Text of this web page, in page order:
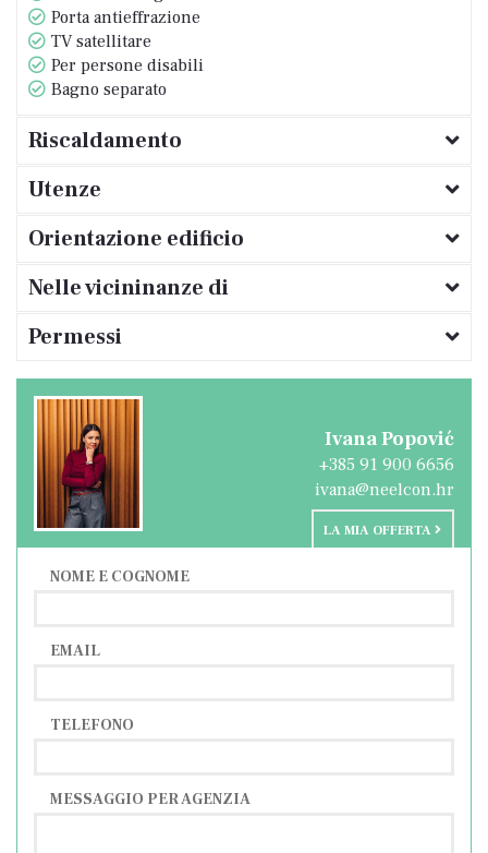
con piscine pubbliche. Nelle immediate
vicinanze fermata bus, farmacia, ospedale,
scuola, asilo, supermercato.
affittare stabilita.
Porta antieffrazione
TV satellitare
Per persone disabili
Bagno separato
Riscaldamento
Utenze
Orientazione edificio
Nelle vicininanze di
Permessi
Ivana Popović
+385 91 900 6656
ivana@neelcon.hr
LA MIA OFFERTA
NOME E COGNOME
EMAIL
TELEFONO
MESSAGGIO PER AGENZIA